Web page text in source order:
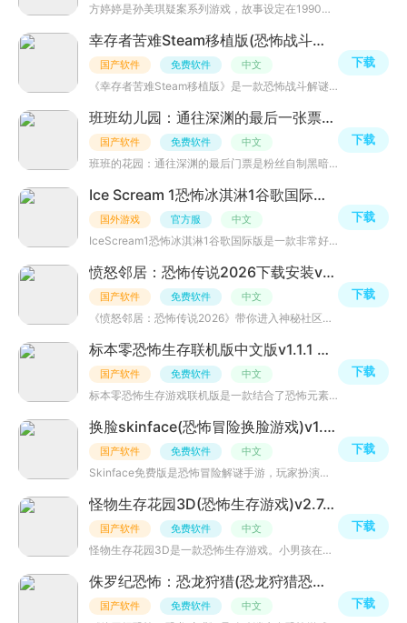
方婷婷是孙美琪疑案系列游戏，故事设定在1990年，刘青春调查方婷婷在精神病院死亡真相。玩法与传统解谜类似
幸存者苦难Steam移植版(恐怖战斗解谜游戏)v1.6.9.21 免费版
国产软件 免费软件 中文
《幸存者苦难Steam移植版》是一款恐怖战斗解谜游戏。玩家扮演士兵博兰勒格博耶加被困黑暗世界，需完成非洲古
下载
班班幼儿园：通往深渊的最后一张票(班班恐怖游戏)v1.0.0 手机版
国产软件 免费软件 中文
班班的花园：通往深渊的最后门票是粉丝自制黑暗恐怖游戏，灵感源于原作。玩家要探索班班幼儿园被遗忘地牢，
下载
Ice Scream 1恐怖冰淇淋1谷歌国际版v1.3.3612官方最新版
国外游戏 官方服 中文
IceScream1恐怖冰淇淋1谷歌国际版是一款非常好玩的冒险解谜类游戏，游戏中玩家被困在一处神秘的地方，需要寻
下载
愤怒邻居：恐怖传说2026下载安装v1.0 手机版
国产软件 免费软件 中文
《愤怒邻居：恐怖传说2026》带你进入神秘社区，体验第一人称恐怖冒险。在紧张氛围中破解谜题、躲避邻居追捕
下载
标本零恐怖生存联机版中文版v1.1.1 最新版
国产软件 免费软件 中文
标本零恐怖生存游戏联机版是一款结合了恐怖元素和生存挑战的沉浸式游戏。玩家将被置于一个充满未知威胁和神
下载
换脸skinface(恐怖冒险换脸游戏)v1.0 手机版
国产软件 免费软件 中文
Skinface免费版是恐怖冒险解谜手游，玩家扮演杀手按任务杀目标取五官换脸隐藏身份。游戏有摆脱噩梦、发现真
下载
怪物生存花园3D(恐怖生存游戏)v2.7.3 官方正版
国产软件 免费软件 中文
怪物生存花园3D是一款恐怖生存游戏。小男孩在诡异幼儿园醒来，朋友变怪，环境如童话花园却暗藏危机。需避开
下载
侏罗纪恐怖：恐龙狩猎(恐龙狩猎恐怖游戏)v1.0.7 官方正版
国产软件 免费软件 中文 下载